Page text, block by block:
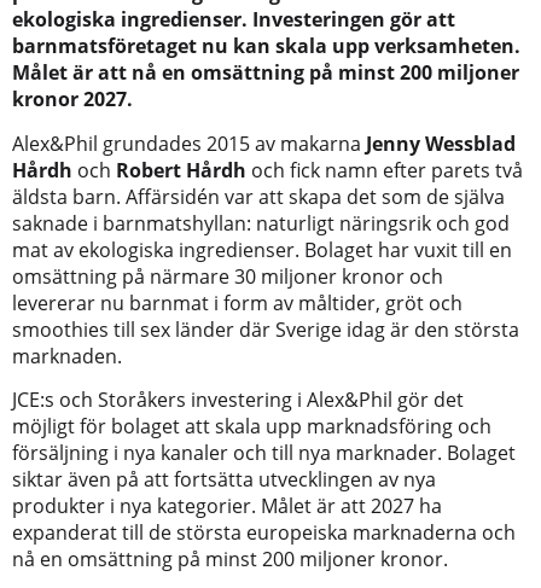
ekologiska ingredienser. Investeringen gör att
barnmatsföretaget nu kan skala upp verksamheten.
Målet är att nå en omsättning på minst 200 miljoner
kronor 2027.
Alex&Phil grundades 2015 av makarna Jenny Wessblad
Hårdh och Robert Hårdh och fick namn efter parets två
äldsta barn. Affärsidén var att skapa det som de själva
saknade i barnmatshyllan: naturligt näringsrik och god
mat av ekologiska ingredienser. Bolaget har vuxit till en
omsättning på närmare 30 miljoner kronor och
levererar nu barnmat i form av måltider, gröt och
smoothies till sex länder där Sverige idag är den största
marknaden.
JCE:s och Storåkers investering i Alex&Phil gör det
möjligt för bolaget att skala upp marknadsföring och
försäljning i nya kanaler och till nya marknader. Bolaget
siktar även på att fortsätta utvecklingen av nya
produkter i nya kategorier. Målet är att 2027 ha
expanderat till de största europeiska marknaderna och
nå en omsättning på minst 200 miljoner kronor.